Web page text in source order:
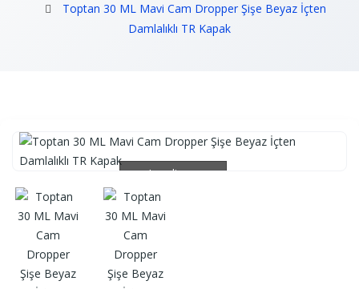
Toptan 30 ML Mavi Cam Dropper Şişe Beyaz İçten
Damlalıklı TR Kapak
Loading...
Loading...